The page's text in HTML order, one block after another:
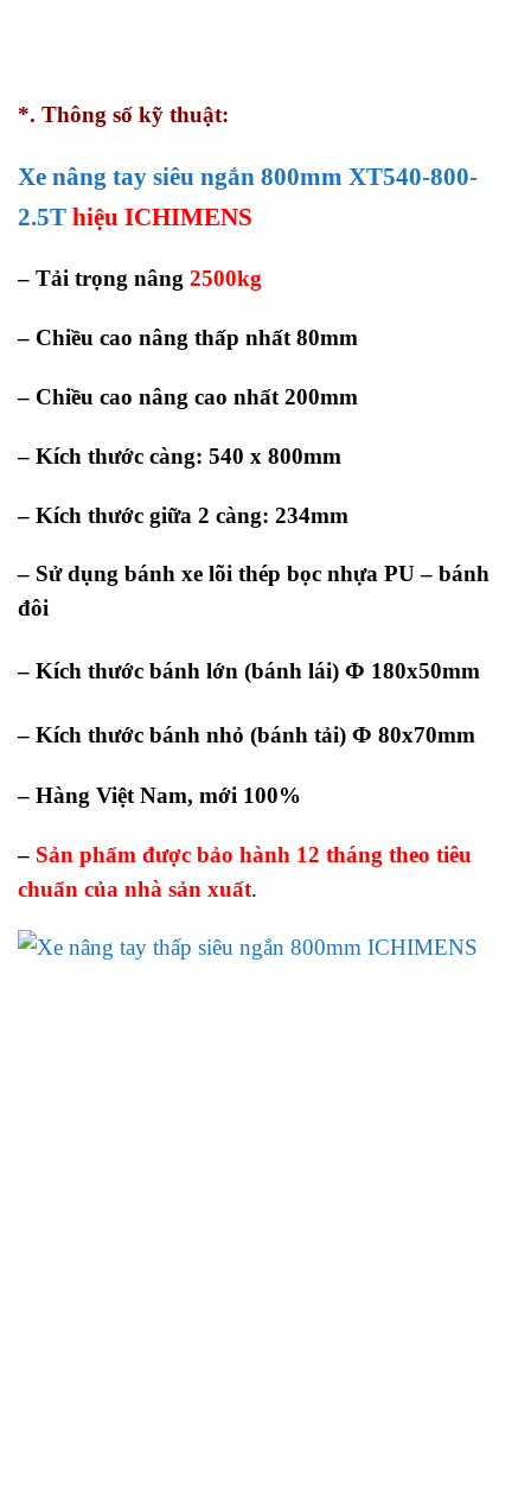
*. Thông số kỹ thuật:
Xe nâng tay siêu ngắn 800mm XT540-800-
2.5T hiệu ICHIMENS
– Tải trọng nâng 2500kg
– Chiều cao nâng thấp nhất 80mm
– Chiều cao nâng cao nhất 200mm
– Kích thước càng: 540 x 800mm
– Kích thước giữa 2 càng: 234mm
– Sử dụng bánh xe lõi thép bọc nhựa PU – bánh
đôi
– Kích thước bánh lớn (bánh lái) Φ 180x50mm
– Kích thước bánh nhỏ (bánh tải) Φ 80x70mm
– Hàng Việt Nam, mới 100%
– Sản phẩm được bảo hành 12 tháng theo tiêu
chuẩn của nhà sản xuất.